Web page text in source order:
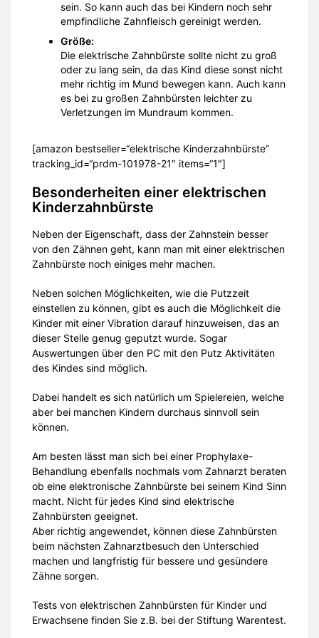
sein. So kann auch das bei Kindern noch sehr
empfindliche Zahnfleisch gereinigt werden.
Größe:
Die elektrische Zahnbürste sollte nicht zu groß
oder zu lang sein, da das Kind diese sonst nicht
mehr richtig im Mund bewegen kann. Auch kann
es bei zu großen Zahnbürsten leichter zu
Verletzungen im Mundraum kommen.
[amazon bestseller=“elektrische Kinderzahnbürste“
tracking_id=“prdm-101978-21″ items=“1″]
Besonderheiten einer elektrischen
Kinderzahnbürste
Neben der Eigenschaft, dass der Zahnstein besser
von den Zähnen geht, kann man mit einer elektrischen
Zahnbürste noch einiges mehr machen.
Neben solchen Möglichkeiten, wie die Putzzeit
einstellen zu können, gibt es auch die Möglichkeit die
Kinder mit einer Vibration darauf hinzuweisen, das an
dieser Stelle genug geputzt wurde. Sogar
Auswertungen über den PC mit den Putz Aktivitäten
des Kindes sind möglich.
Dabei handelt es sich natürlich um Spielereien, welche
aber bei manchen Kindern durchaus sinnvoll sein
können.
Am besten lässt man sich bei einer Prophylaxe-
Behandlung ebenfalls nochmals vom Zahnarzt beraten
ob eine elektronische Zahnbürste bei seinem Kind Sinn
macht. Nicht für jedes Kind sind elektrische
Zahnbürsten geeignet.
Aber richtig angewendet, können diese Zahnbürsten
beim nächsten Zahnarztbesuch den Unterschied
machen und langfristig für bessere und gesündere
Zähne sorgen.
Tests von elektrischen Zahnbürsten für Kinder und
Erwachsene finden Sie z.B. bei der Stiftung Warentest.